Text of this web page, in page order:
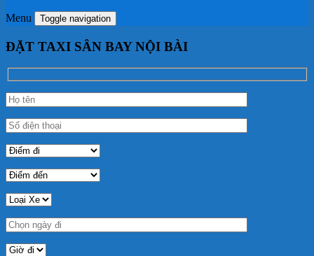
Menu Toggle navigation
ĐẶT TAXI SÂN BAY NỘI BÀI